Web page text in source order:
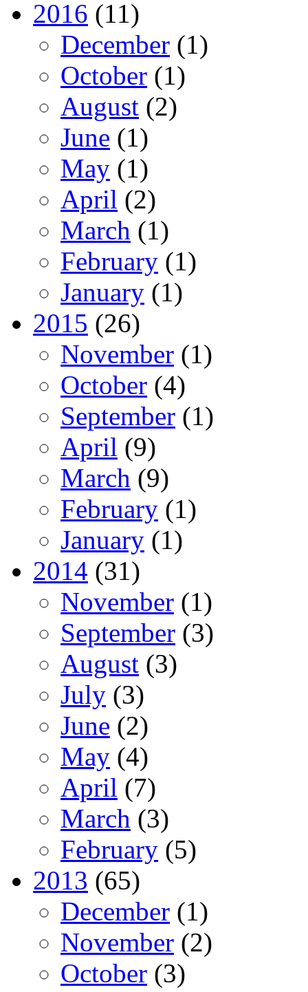
2016 (11)
December (1)
October (1)
August (2)
June (1)
May (1)
April (2)
March (1)
February (1)
January (1)
2015 (26)
November (1)
October (4)
September (1)
April (9)
March (9)
February (1)
January (1)
2014 (31)
November (1)
September (3)
August (3)
July (3)
June (2)
May (4)
April (7)
March (3)
February (5)
2013 (65)
December (1)
November (2)
October (3)